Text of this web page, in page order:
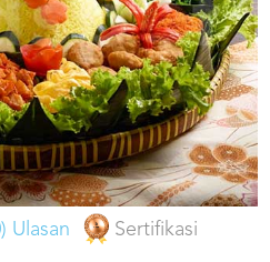
Ulasan Sertifikasi